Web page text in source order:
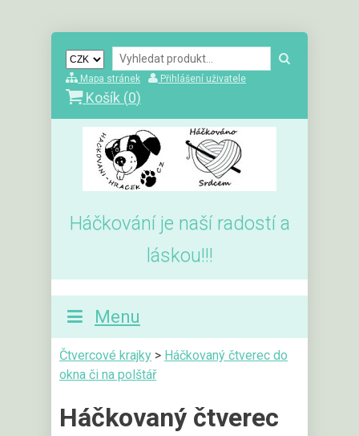
Mapa stránek Přihlášení uživatele
Košík (0)
Háčkování je naší radostí a
láskou!!!
Menu
Čtvercové krajky > Háčkovaný čtverec do
okna či na polštář
Háčkovaný čtverec